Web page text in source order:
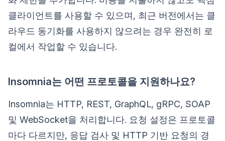
클라이언트를 사용할 수 있으며, 최근 버전에서는 클
라우드 동기화를 사용하지 않으려는 경우 완전히 로
컬에서 작업할 수 있습니다.
Insomnia는 어떤 프로토콜을 지원하나요?
Insomnia는 HTTP, REST, GraphQL, gRPC, SOAP
및 WebSocket을 처리합니다. 요청 설정은 프로토콜
마다 다르지만, 응답 검사 및 HTTP 기반 요청의 경